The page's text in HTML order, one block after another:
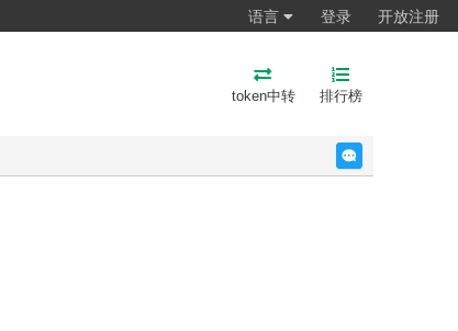
语言 登录 开放注册
token中转 排行榜